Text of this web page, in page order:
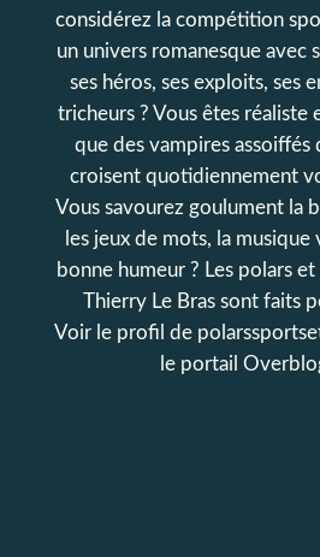
considérez la compétition
un univers romanesque avec
ses héros, ses exploits, ses
tricheurs ? Vous êtes réaliste
que des vampires assoiffés
croisent quotidiennement
Vous savourez goulument la
les jeux de mots, la musique
bonne humeur ? Les polars
Thierry Le Bras sont faits
Voir le profil de
le portail